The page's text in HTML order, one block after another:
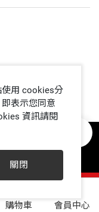
用 cookies分
表示您同意
資訊請閱
關閉
購物車 會員中心